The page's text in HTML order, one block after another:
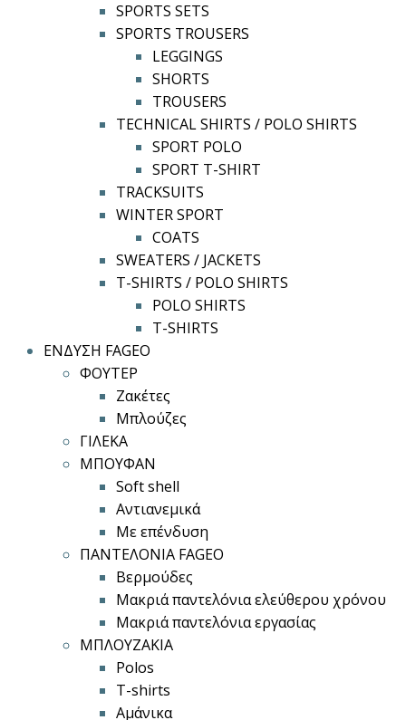
SPORTS SETS
SPORTS TROUSERS
LEGGINGS
SHORTS
TROUSERS
TECHNICAL SHIRTS / POLO SHIRTS
SPORT POLO
SPORT T-SHIRT
TRACKSUITS
WINTER SPORT
COATS
SWEATERS / JACKETS
T-SHIRTS / POLO SHIRTS
POLO SHIRTS
T-SHIRTS
ΕΝΔΥΣΗ FAGEO
ΦΟΥΤΕΡ
Ζακέτες
Μπλούζες
ΓΙΛΕΚΑ
ΜΠΟΥΦΑΝ
Soft shell
Αντιανεμικά
Με επένδυση
ΠΑΝΤΕΛΟΝΙΑ FAGEO
Βερμούδες
Μακριά παντελόνια ελεύθερου χρόνου
Μακριά παντελόνια εργασίας
ΜΠΛΟΥΖΑΚΙΑ
Polos
T-shirts
Αμάνικα